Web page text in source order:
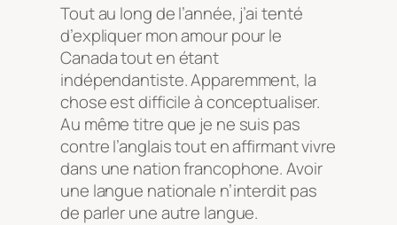
Tout au long de l’année, j’ai tenté
d’expliquer mon amour pour le
Canada tout en étant
indépendantiste. Apparemment, la
chose est difficile à conceptualiser.
Au même titre que je ne suis pas
contre l’anglais tout en affirmant vivre
dans une nation francophone. Avoir
une langue nationale n’interdit pas
de parler une autre langue.